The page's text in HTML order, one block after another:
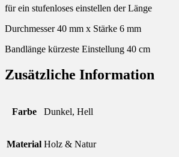
für ein stufenloses einstellen der Länge
Durchmesser 40 mm x Stärke 6 mm
Bandlänge kürzeste Einstellung 40 cm
Zusätzliche Information
Farbe Dunkel, Hell
Material Holz & Natur